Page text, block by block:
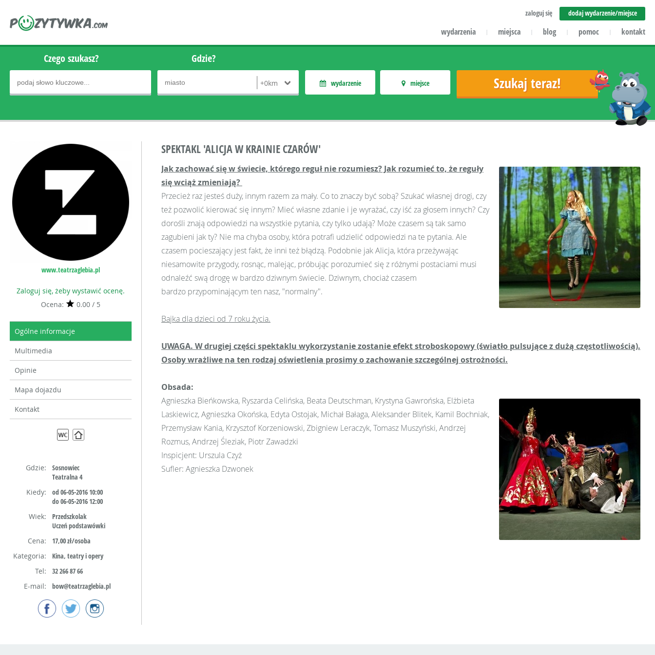
zaloguj się dodaj wydarzenie/miejsce
wydarzenia | miejsca | blog | pomoc | kontakt
Czego szukasz? Gdzie?
wydarzenie miejsce
www.teatrzaglebia.pl
Zaloguj się, żeby wystawić ocenę.
Ocena:
0.00 / 5
Ogólne informacje
Multimedia
Opinie
Mapa dojazdu
Kontakt
Gdzie:
Sosnowiec
Teatralna 4
Kiedy:
od 06-05-2016 10:00
do 06-05-2016 12:00
Wiek:
Przedszkolak
Uczeń podstawówki
Cena:
17,00 zł/osoba
Kategoria:
Kina, teatry i opery
Tel:
32 266 87 66
E-mail:
bow@teatrzaglebia.pl
SPEKTAKL 'ALICJA W KRAINIE CZARÓW'
Jak zachować się w świecie, którego reguł nie rozumiesz? Jak rozumieć to, że reguły
się wciąż zmieniają?
Przecież raz jesteś duży, innym razem za mały. Co to znaczy być sobą? Szukać własnej drogi, czy
też pozwolić kierować się innym? Mieć własne zdanie i je wyrażać, czy iść za głosem innych? Czy
dorośli znają odpowiedzi na wszystkie pytania, czy tylko udają? Może czasem są tak samo
zagubieni jak ty? Nie ma chyba osoby, która potrafi udzielić odpowiedzi na te pytania. Ale
czasem pocieszający jest fakt, że inni też błądzą. Podobnie jak Alicja, która przeżywając
niesamowite przygody, rosnąc, malejąc, próbując porozumieć się z różnymi postaciami musi
odnaleźć swą drogę w bardzo dziwnym świecie. Dziwnym, chociaż czasem
bardzo przypominającym ten nasz, "normalny".
Bajka dla dzieci od 7 roku życia.
UWAGA. W drugiej części spektaklu wykorzystanie zostanie efekt stroboskopowy (światło pulsujące z dużą częstotliwością).
Osoby wrażliwe na ten rodzaj oświetlenia prosimy o zachowanie szczególnej ostrożności.
Obsada:
Agnieszka Bieńkowska, Ryszarda Celińska, Beata Deutschman, Krystyna Gawrońska, Elżbieta
Laskiewicz, Agnieszka Okońska, Edyta Ostojak, Michał Bałaga, Aleksander Blitek, Kamil Bochniak,
Przemysław Kania, Krzysztof Korzeniowski, Zbigniew Leraczyk, Tomasz Muszyński, Andrzej
Rozmus, Andrzej Śleziak, Piotr Zawadzki
Inspicjent: Urszula Czyż
Sufler: Agnieszka Dzwonek